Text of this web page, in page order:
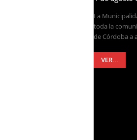
La
toda la
de Córdoba a
VER...